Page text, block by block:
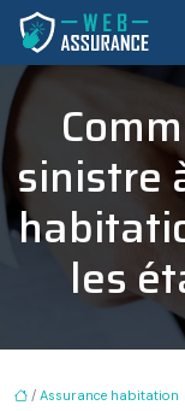
sinistre
les
/ Assurance habitation